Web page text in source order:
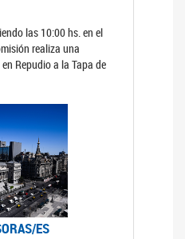
las 10:00 hs. en el
realiza una
Repudio a la Tapa de
ES